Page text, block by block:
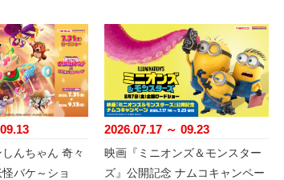
しんちゃん 奇々
バケ～ショ
2026.07.17 ～ 09.23
映画『ミニオンズ＆モンスター
ズ』公開記念 ナムコキャンペー